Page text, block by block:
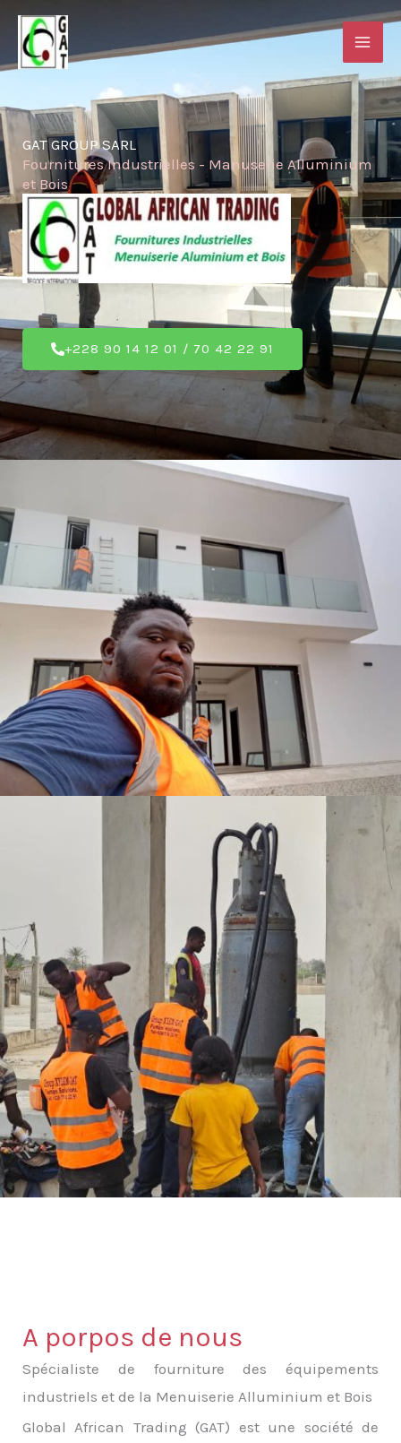
Aller
contenu
GAT GROUP SARL
Fournitures Industrielles - Manuserie Alluminium
et Bois
+228 90 14 12 01 / 70 42 22 91
A porpos de nous
Spécialiste de fourniture des équipements
industriels et de la Menuiserie Alluminium et Bois
Global African Trading (GAT) est une société de